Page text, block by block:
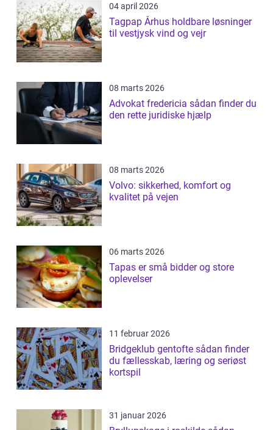
04 april 2026
Tagpap Århus holdbare løsninger
til vestjysk vind og vejr
08 marts 2026
Advokat fredericia sådan finder du
den rette juridiske hjælp
08 marts 2026
Volvo: sikkerhed, komfort og
kvalitet på vejen
06 marts 2026
Tapas er små bidder og store
oplevelser
11 februar 2026
Bridgeklub gentofte sådan finder
du fællesskab, læring og seriøst
kortspil
31 januar 2026